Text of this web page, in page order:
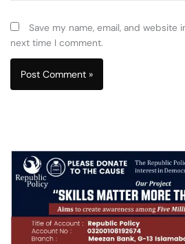
Save my name, email, and website
next time I comment.